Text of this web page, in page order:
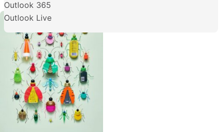
Outlook 365
Outlook Live